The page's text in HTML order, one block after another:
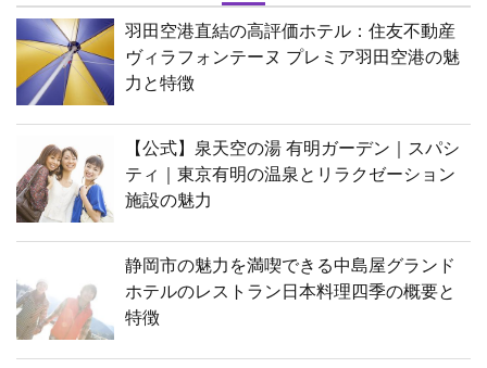
羽田空港直結の高評価ホテル：住友不動産
ヴィラフォンテーヌ プレミア羽田空港の魅
力と特徴
【公式】泉天空の湯 有明ガーデン｜スパシ
ティ｜東京有明の温泉とリラクゼーション
施設の魅力
静岡市の魅力を満喫できる中島屋グランド
ホテルのレストラン日本料理四季の概要と
特徴